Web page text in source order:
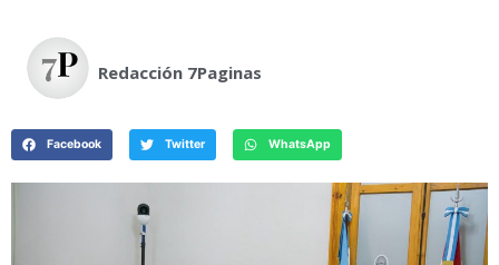
Redacción 7Paginas
Facebook Twitter WhatsApp